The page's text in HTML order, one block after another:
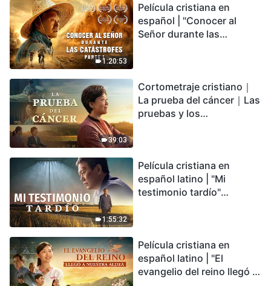
podemos sobrevivir?
1:20:53
Película cristiana en
español | "Conocer al
Señor durante las
encontrarás refugio?
39:03
Cortometraje cristiano｜
La prueba del cáncer｜Las
pruebas y los
1:55:32
Película cristiana en
español latino | "Mi
testimonio tardío"
conmovedor
Película cristiana en
español latino | "El
evangelio del reino llegó a